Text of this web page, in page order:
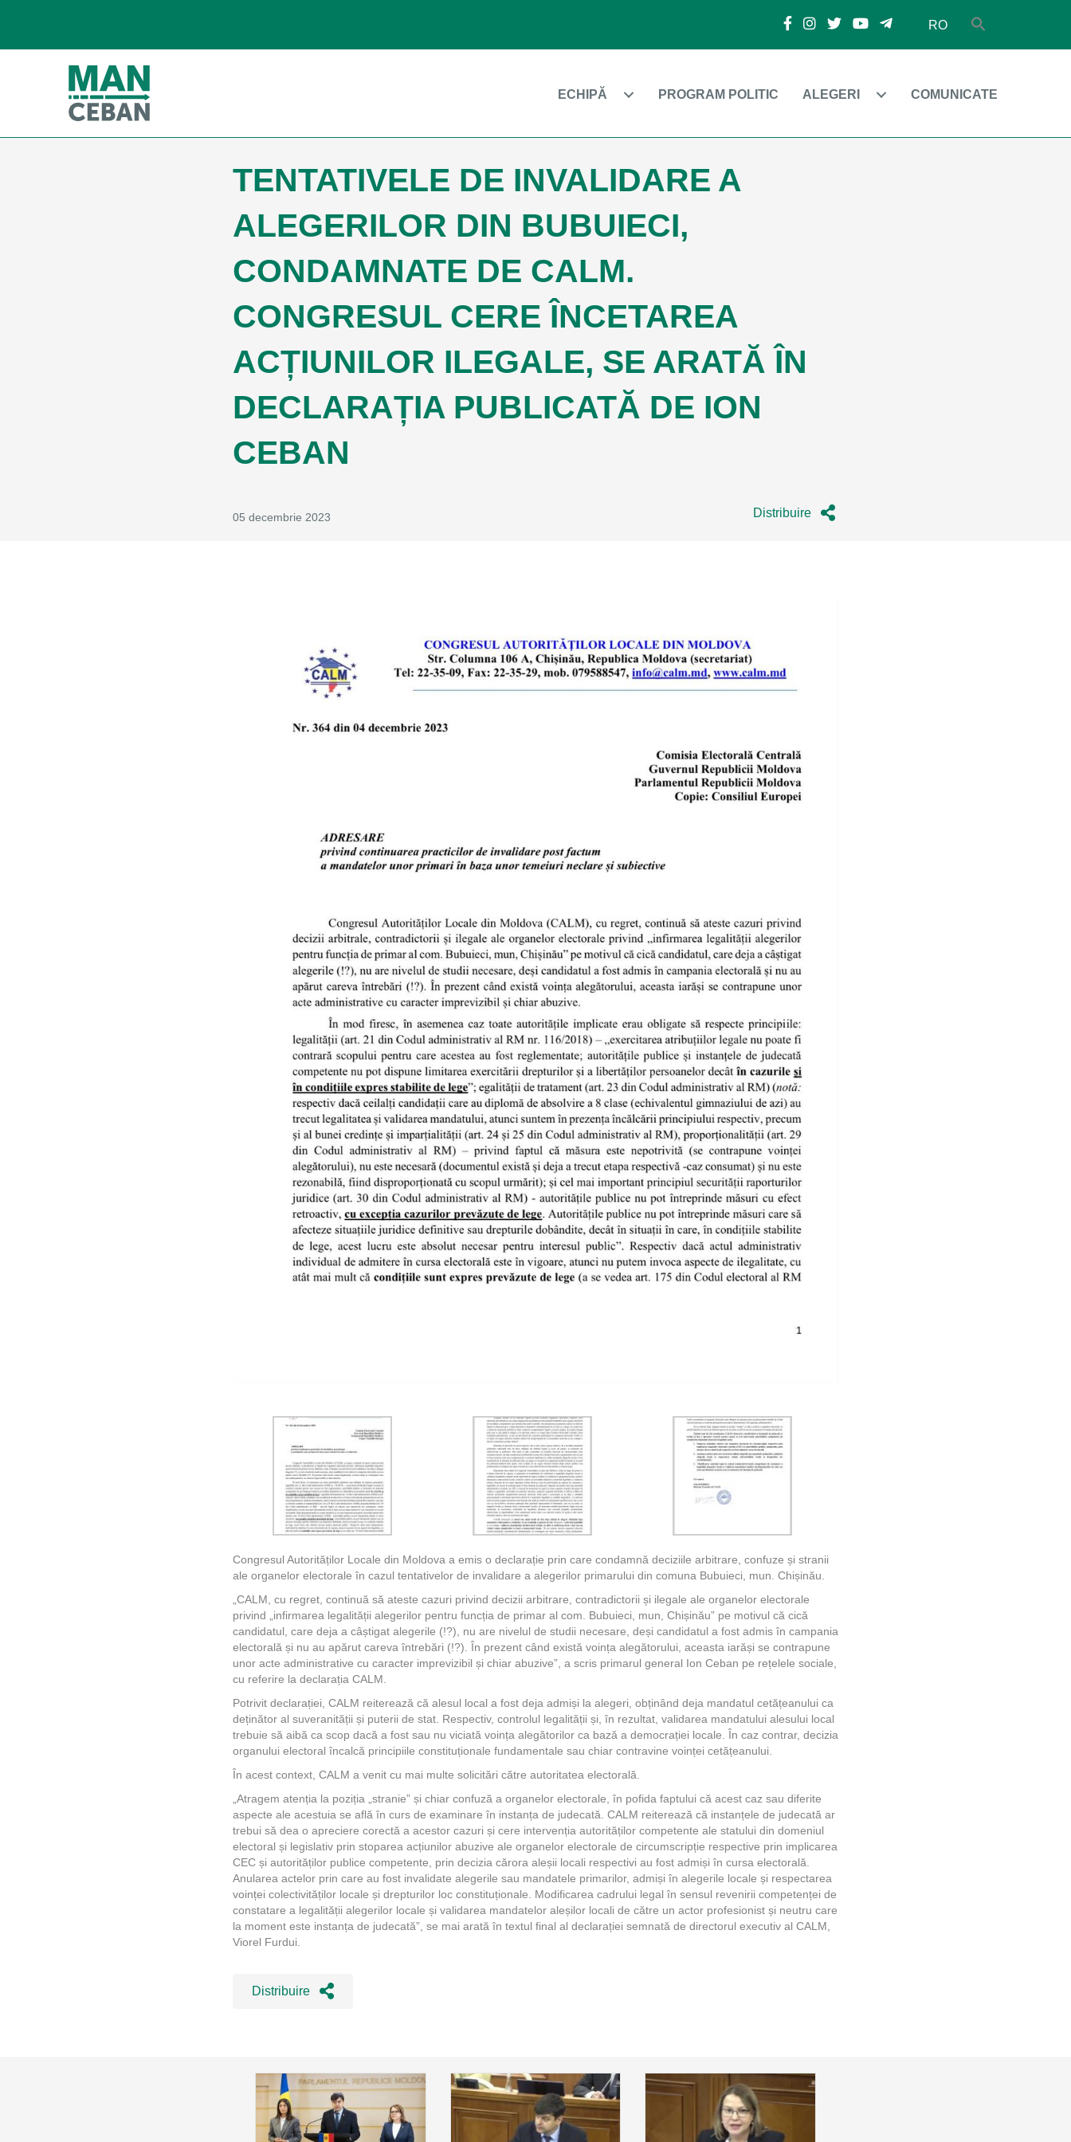
RO
ECHIPĂ PROGRAM POLITIC ALEGERI COMUNICATE
TENTATIVELE DE INVALIDARE A
ALEGERILOR DIN BUBUIECI,
CONDAMNATE DE CALM.
CONGRESUL CERE ÎNCETAREA
ACȚIUNILOR ILEGALE, SE ARATĂ ÎN
DECLARAȚIA PUBLICATĂ DE ION
CEBAN
05 decembrie 2023 Distribuire
Congresul Autorităților Locale din Moldova a emis o declarație prin care condamnă deciziile arbitrare, confuze și stranii
ale organelor electorale în cazul tentativelor de invalidare a alegerilor primarului din comuna Bubuieci, mun. Chișinău.
„CALM, cu regret, continuă să ateste cazuri privind decizii arbitrare, contradictorii și ilegale ale organelor electorale
privind „infirmarea legalității alegerilor pentru funcția de primar al com. Bubuieci, mun, Chișinău” pe motivul că cică
candidatul, care deja a câștigat alegerile (!?), nu are nivelul de studii necesare, deși candidatul a fost admis în campania
electorală și nu au apărut careva întrebări (!?). În prezent când există voința alegătorului, aceasta iarăși se contrapune
unor acte administrative cu caracter imprevizibil și chiar abuzive”, a scris primarul general Ion Ceban pe rețelele sociale,
cu referire la declarația CALM.
Potrivit declarației, CALM reiterează că alesul local a fost deja admiși la alegeri, obținând deja mandatul cetățeanului ca
deținător al suveranității și puterii de stat. Respectiv, controlul legalității și, în rezultat, validarea mandatului alesului local
trebuie să aibă ca scop dacă a fost sau nu viciată voința alegătorilor ca bază a democrației locale. În caz contrar, decizia
organului electoral încalcă principiile constituționale fundamentale sau chiar contravine voinței cetățeanului.
În acest context, CALM a venit cu mai multe solicitări către autoritatea electorală.
„Atragem atenția la poziția „stranie” și chiar confuză a organelor electorale, în pofida faptului că acest caz sau diferite
aspecte ale acestuia se află în curs de examinare în instanța de judecată. CALM reiterează că instanțele de judecată ar
trebui să dea o apreciere corectă a acestor cazuri și cere intervenția autorităților competente ale statului din domeniul
electoral și legislativ prin stoparea acțiunilor abuzive ale organelor electorale de circumscripție respective prin implicarea
CEC și autorităților publice competente, prin decizia cărora aleșii locali respectivi au fost admiși în cursa electorală.
Anularea actelor prin care au fost invalidate alegerile sau mandatele primarilor, admiși în alegerile locale și respectarea
voinței colectivităților locale și drepturilor loc constituționale. Modificarea cadrului legal în sensul revenirii competenței de
constatare a legalității alegerilor locale și validarea mandatelor aleșilor locali de către un actor profesionist și neutru care
la moment este instanța de judecată”, se mai arată în textul final al declarației semnată de directorul executiv al CALM,
Viorel Furdui.
Distribuire